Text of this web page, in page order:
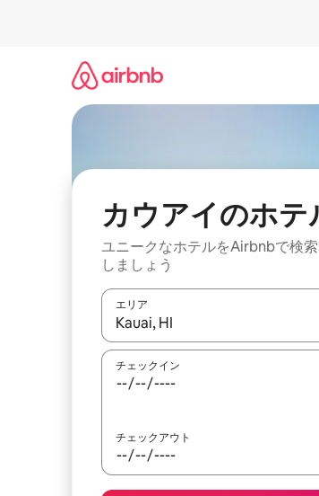
カウアイのホ⁠テ⁠
ユニークなホ⁠テ⁠ル⁠をAirbnb⁠で検⁠
し⁠ま⁠し⁠ょ⁠う
エリア
検索結果が表示されたら、上下の
チェックイン
チェックアウト